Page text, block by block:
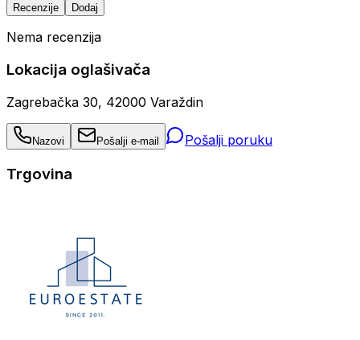
Recenzije Dodaj
Nema recenzija
Lokacija oglašivača
Zagrebačka 30, 42000 Varaždin
Nazovi Pošalji e-mail Pošalji poruku
Trgovina